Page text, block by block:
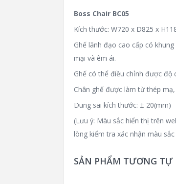
Boss Chair BC05
Kích thước: W720 x D825 x
Ghế lãnh đạo cao cấp có
mại và êm ái.
Ghế có thể điều chỉnh được độ
Chân ghế được làm từ thép
Dung sai kích thước: ± 20(mm)
(Lưu ý: Màu sắc hiển thị trên
lòng kiểm tra xác nhận màu
SẢN PHẨM TƯƠNG TỰ